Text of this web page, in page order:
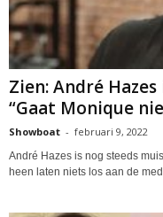
Zien: André
“Gaat Monique
Showboat - februari 9, 2022
André Hazes is nog steeds
heen laten niets los aan de